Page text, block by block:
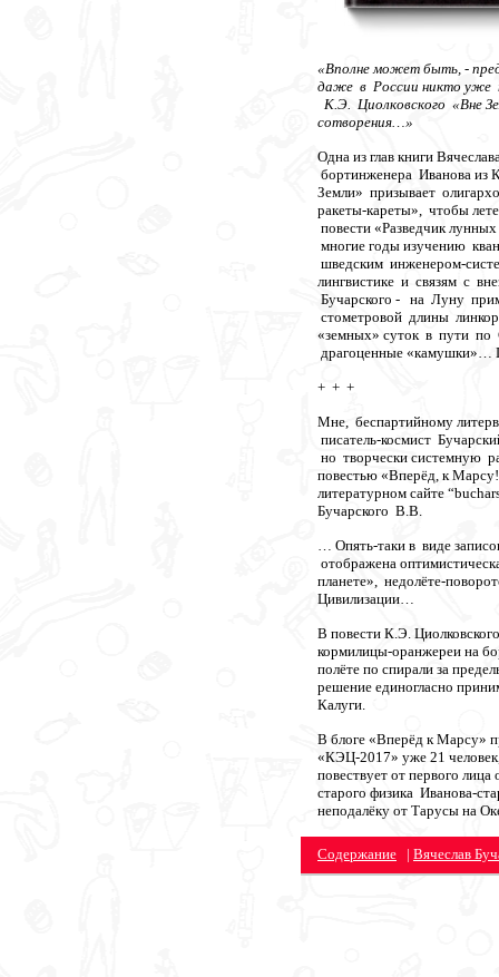
«Вполне может быть, -
даже в России никто уже
К.Э. Циолковского «Вне
сотворения…»
Одна из глав книги
бортинженера Иванова
Земли» призывает
ракеты-кареты», чтобы
повести «Разведчик
многие годы изучению
шведским инженером-
лингвистике и связям с
Бучарского - на Луну
стометровой длины
«земных» суток в пути по
драгоценные «камушки»…
+ + +
Мне, беспартийному
писатель-космист
но творчески системную
повестью «Вперёд, к
литературном сайте
Бучарского В.В.
… Опять-таки в виде
отображена
планете», недолёте-
Цивилизации…
В повести К.Э.
кормилицы-оранжереи на
полёте по спирали за
решение единогласно
Калуги.
В блоге «Вперёд к Марсу»
«КЭЦ-2017» уже 21
повествует от первого
старого физика Иванова-
неподалёку от Тарусы на
Содержание | Вячеслав